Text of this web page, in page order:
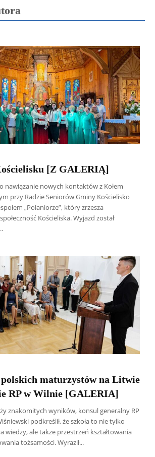
[Z GALERIĄ]
nawiązanie nowych kontaktów z Kołem
przy Radzie Seniorów Gminy Kościelisko
„Polaniorze”, który zrzesza
Kościeliska. Wyjazd został
maturzystów na Litwie
RP w Wilnie [GALERIA]
znakomitych wyników, konsul generalny RP
podkreślił, że szkoła to nie tylko
wiedzy, ale także przestrzeń kształtowania
tożsamości. Wyraził...